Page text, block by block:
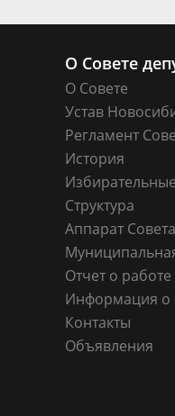
О Совете
О Совете
Устав
Регламент
История
Структура
Аппарат
Отчет о работе
Информация о
Контакты
Объявления